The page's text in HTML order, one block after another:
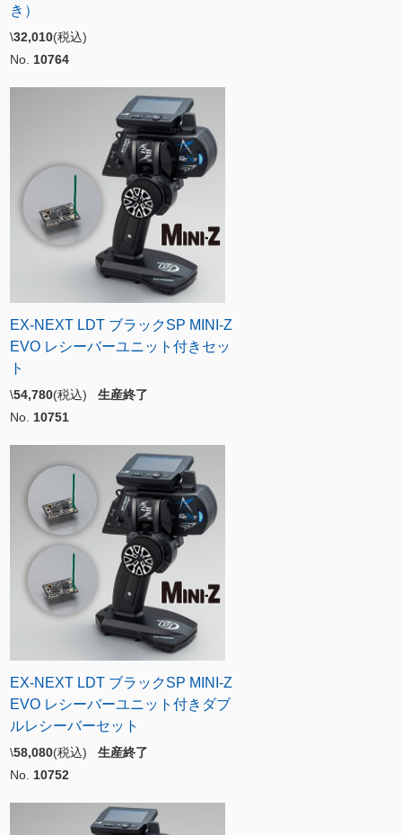
き）
\32,010(税込)
No. 10764
EX-NEXT LDT ブラックSP MINI-Z
EVO レシーバーユニット付きセッ
ト
\54,780(税込) 生産終了
No. 10751
EX-NEXT LDT ブラックSP MINI-Z
EVO レシーバーユニット付きダブ
ルレシーバーセット
\58,080(税込) 生産終了
No. 10752